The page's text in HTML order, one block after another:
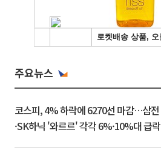
주요뉴스
코스피, 4% 하락에 6270선 마감…삼전
·SK하닉 '와르르' 각각 6%·10%대 급락